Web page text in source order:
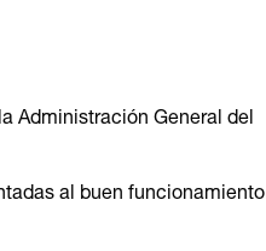
Administración General del
al buen funcionamiento